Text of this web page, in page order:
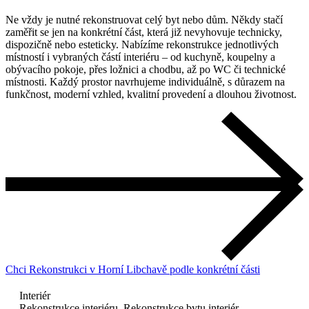
Změna dispozice bytu
Úprava stěn, místností a řešení prostoru tak, aby byl byt
vzdušnější, funkčnější a lépe odpovídal vašim potřebám.
Přístavba garáže
Bezpečné a funkční rozšíření domu o garáž nebo kryté stání,
včetně kompletní realizace.
Přístavba koupelny
Vytvoření nové nebo rozšíření stávající koupelny s moderním
Nástavba podkroví
Proměníme podkroví v plnohodnotný obytný prostor –
ložnici, dětský pokoj, pracovnu nebo relaxační zónu.
Ne vždy je nutné rekonstruovat celý byt nebo dům. Někdy stačí
zaměřit se jen na konkrétní část, která již nevyhovuje technicky,
dispozičně nebo esteticky. Nabízíme rekonstrukce jednotlivých
místností i vybraných částí interiéru – od kuchyně, koupelny a
obývacího pokoje, přes ložnici a chodbu, až po WC či technické
místnosti. Každý prostor navrhujeme individuálně, s důrazem na
funkčnost, moderní vzhled, kvalitní provedení a dlouhou životnost.
Chci Rekonstrukci v Horní Libchavě podle konkrétní části
Interiér